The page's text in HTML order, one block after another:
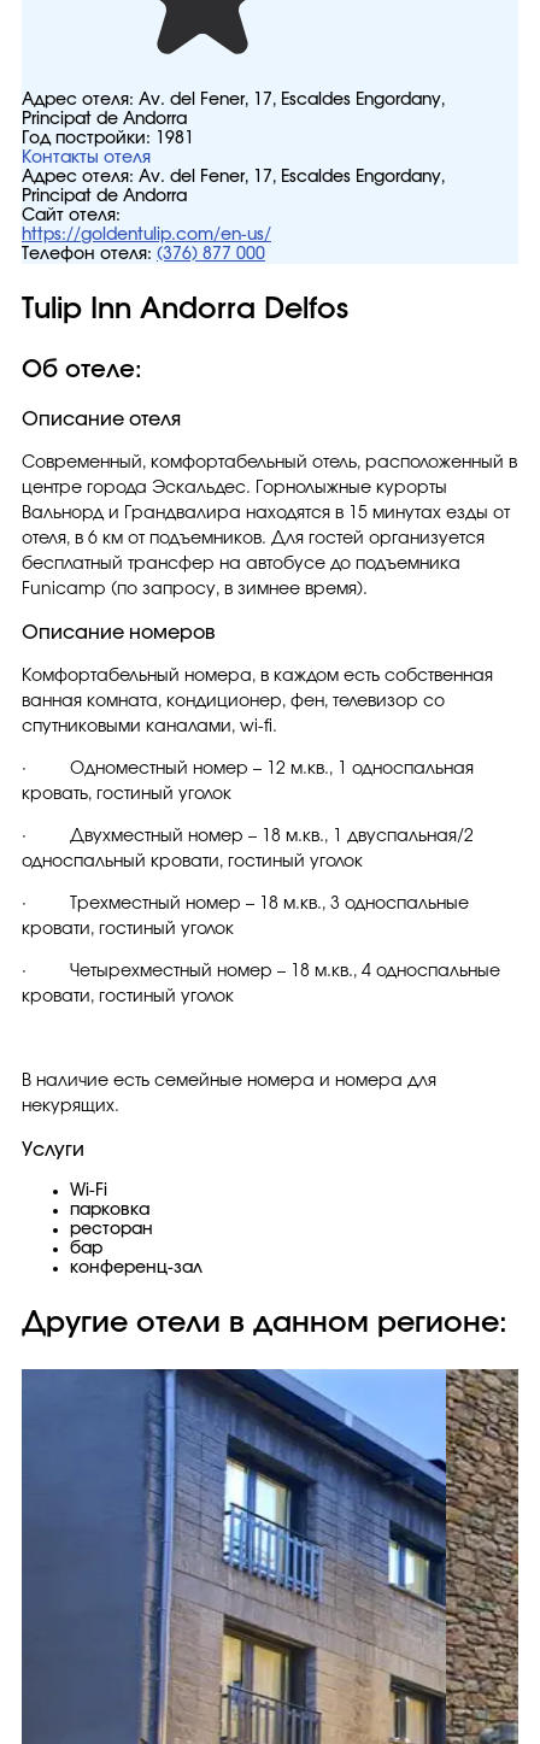
Адрес отеля: Аv. del Fener, 17, Escaldes Engordany,
Principat de Andorra
Год постройки:
1981
Контакты отеля
Адрес отеля: Аv. del Fener, 17, Escaldes Engordany,
Principat de Andorra
Сайт отеля:
https://goldentulip.com/en-us/
Телефон отеля: (376) 877 000
Tulip Inn Andorra Delfos
Об отеле:
Описание отеля
Современный, комфортабельный отель, расположенный в
центре города Эскальдес. Горнолыжные курорты
Вальнорд и Грандвалира находятся в 15 минутах езды от
отеля, в 6 км от подъемников. Для гостей организуется
бесплатный трансфер на автобусе до подъемника
Funicamp (по запросу, в зимнее время).
Описание номеров
Комфортабельный номера, в каждом есть собственная
ванная комната, кондиционер, фен, телевизор со
спутниковыми каналами, wi-fi.
· Одноместный номер – 12 м.кв., 1 односпальная
кровать, гостиный уголок
· Двухместный номер – 18 м.кв., 1 двуспальная/2
односпальный кровати, гостиный уголок
· Трехместный номер – 18 м.кв., 3 односпальные
кровати, гостиный уголок
· Четырехместный номер – 18 м.кв., 4 односпальные
кровати, гостиный уголок
В наличие есть семейные номера и номера для
некурящих.
Услуги
Wi-Fi
парковка
ресторан
бар
конференц-зал
Другие отели в данном регионе: